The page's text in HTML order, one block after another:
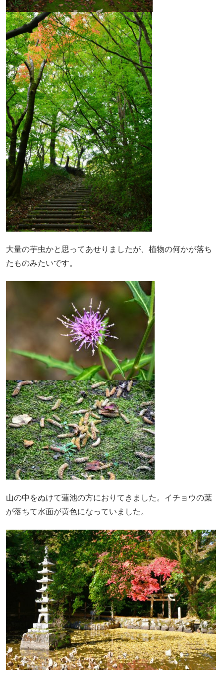
大量の芋虫かと思ってあせりましたが、植物の何かが落ち
たものみたいです。
山の中をぬけて蓮池の方におりてきました。イチョウの葉
が落ちて水面が黄色になっていました。